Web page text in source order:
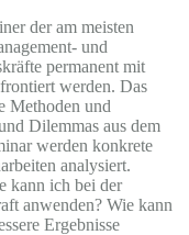
der am meisten
und
permanent mit
werden. Das
Methoden und
Dilemmas aus dem
werden konkrete
analysiert.
kann ich bei der
anwenden? Wie kann
Ergebnisse